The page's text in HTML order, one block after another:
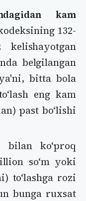
kam
132-
kelishayotgan
belgilangan
bitta bola
eng kam
past boʻlishi
koʻproq
soʻm yoki
toʻlashga rozi
bunga ruxsat